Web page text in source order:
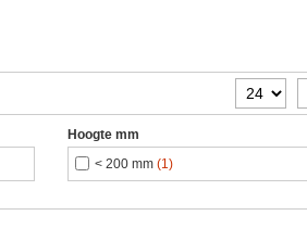
Hoogte mm
< 200 mm (1)